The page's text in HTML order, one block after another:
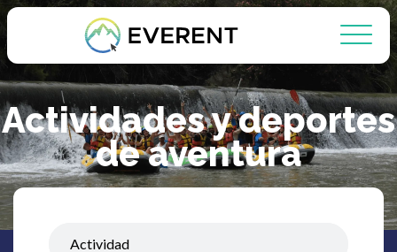
Actividades y deportes
de aventura